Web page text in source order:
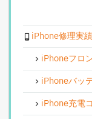
iPhone修理実績
iPhoneフロ
iPhoneバッ
iPhone充電